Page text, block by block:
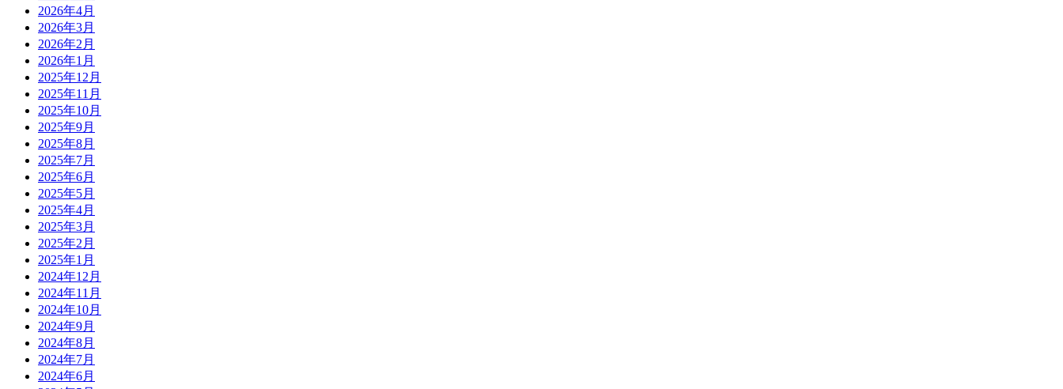
2026年4月
2026年3月
2026年2月
2026年1月
2025年12月
2025年11月
2025年10月
2025年9月
2025年8月
2025年7月
2025年6月
2025年5月
2025年4月
2025年3月
2025年2月
2025年1月
2024年12月
2024年11月
2024年10月
2024年9月
2024年8月
2024年7月
2024年6月